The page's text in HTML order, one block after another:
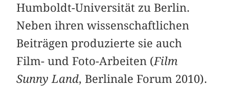
Humboldt-Universität zu Berlin.
Neben ihren wissenschaftlichen
Beiträgen produzierte sie auch
Film- und Foto-Arbeiten (Film
Sunny Land, Berlinale Forum 2010).